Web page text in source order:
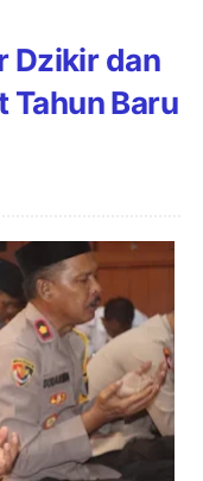
Dzikir dan
Tahun Baru